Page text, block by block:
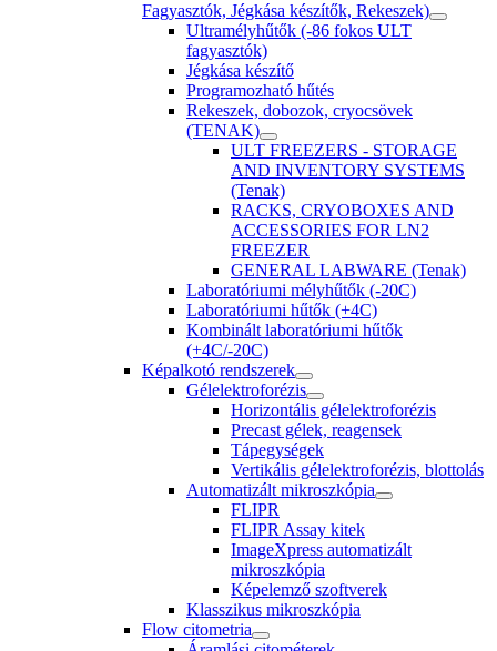
Fagyasztók, Jégkása készítők, Rekeszek)
Ultramélyhűtők (-86 fokos ULT
fagyasztók)
Jégkása készítő
Programozható hűtés
Rekeszek, dobozok, cryocsövek
(TENAK)
ULT FREEZERS - STORAGE
AND INVENTORY SYSTEMS
(Tenak)
RACKS, CRYOBOXES AND
ACCESSORIES FOR LN2
FREEZER
GENERAL LABWARE (Tenak)
Laboratóriumi mélyhűtők (-20C)
Laboratóriumi hűtők (+4C)
Kombinált laboratóriumi hűtők
(+4C/-20C)
Képalkotó rendszerek
Gélelektroforézis
Horizontális gélelektroforézis
Precast gélek, reagensek
Tápegységek
Vertikális gélelektroforézis, blottolás
Automatizált mikroszkópia
FLIPR
FLIPR Assay kitek
ImageXpress automatizált
mikroszkópia
Képelemző szoftverek
Klasszikus mikroszkópia
Flow citometria